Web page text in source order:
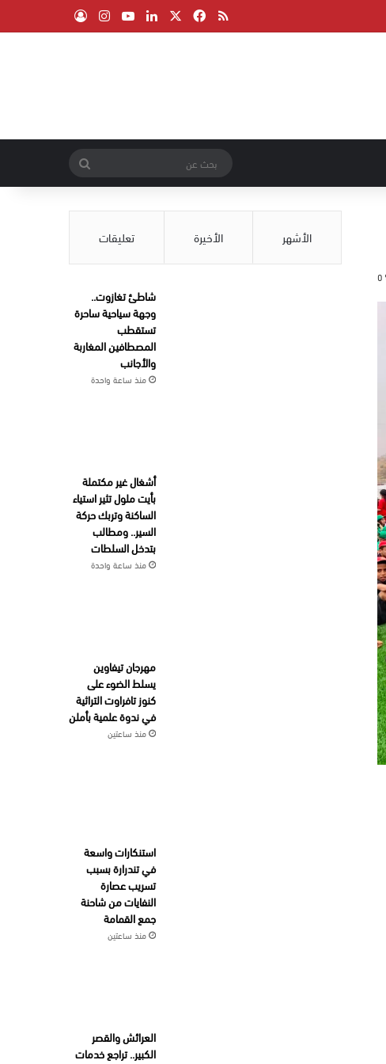
ملخص الموقع RSS
فيسبوك لينكدإن ‫YouTube
انستقرام
عن
0
الأشهر الأخيرة تعليقات
شاطئ تغازوت..
وجهة سياحية ساحرة
تستقطب
المصطافين المغاربة
والأجانب
منذ ساعة واحدة
أشغال غير مكتملة
بأيت ملول تثير استياء
الساكنة وتربك حركة
السير.. ومطالب
بتدخل السلطات
منذ ساعة واحدة
مهرجان تيفاوين
يسلط الضوء على
كنوز تافراوت التراثية
في ندوة علمية بأملن
منذ ساعتين
استنكارات واسعة
في تندرارة بسبب
تسريب عصارة
النفايات من شاحنة
جمع القمامة
منذ ساعتين
العرائش والقصر
الكبير.. تراجع خدمات